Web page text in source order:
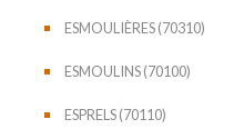
ESMOULIÈRES (70310)
ESMOULINS (70100)
ESPRELS (70110)